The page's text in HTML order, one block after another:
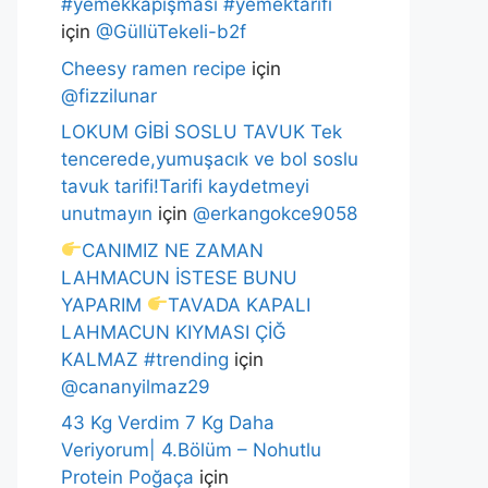
#yemekkapışması #yemektarifi
için @GüllüTekeli-b2f
Cheesy ramen recipe için
@fizzilunar
LOKUM GİBİ SOSLU TAVUK Tek
tencerede,yumuşacık ve bol soslu
tavuk tarifi!Tarifi kaydetmeyi
unutmayın için @erkangokce9058
CANIMIZ NE ZAMAN
LAHMACUN İSTESE BUNU
YAPARIM
TAVADA KAPALI
LAHMACUN KIYMASI ÇİĞ
KALMAZ #trending için
@cananyilmaz29
43 Kg Verdim 7 Kg Daha
Veriyorum| 4.Bölüm – Nohutlu
Protein Poğaça için